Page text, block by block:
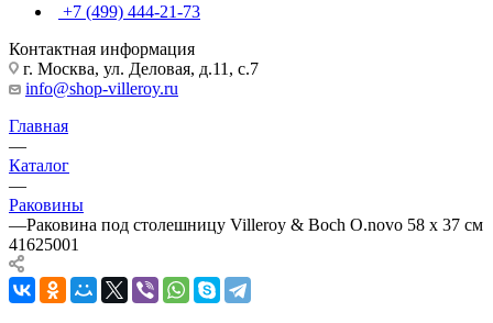
+7 (499) 444-21-73
Контактная информация
г. Москва, ул. Деловая, д.11, с.7
info@shop-villeroy.ru
Главная
—
Каталог
—
Раковины
—Раковина под столешницу Villeroy & Boch O.novo 58 x 37 см
41625001